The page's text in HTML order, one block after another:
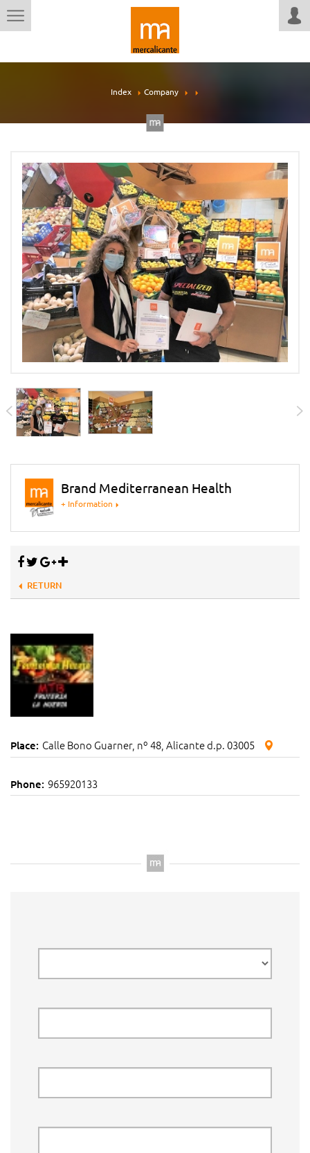
Index Company
Brand Mediterranean Health
+ Information
RETURN
Place: Calle Bono Guarner, nº 48, Alicante d.p. 03005
Phone: 965920133